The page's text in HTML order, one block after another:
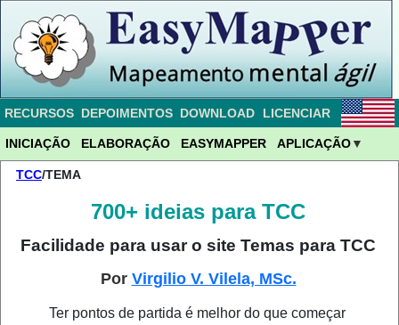
RECURSOS DEPOIMENTOS DOWNLOAD LICENCIAR
INICIAÇÃO ELABORAÇÃO EASYMAPPER APLICAÇÃO
TCC/TEMA
700+ ideias para TCC
Facilidade para usar o site Temas para TCC
Por Virgilio V. Vilela, MSc.
Ter pontos de partida é melhor do que começar